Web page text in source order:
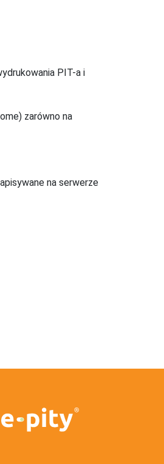
PIT-a i
zarówno na
na serwerze